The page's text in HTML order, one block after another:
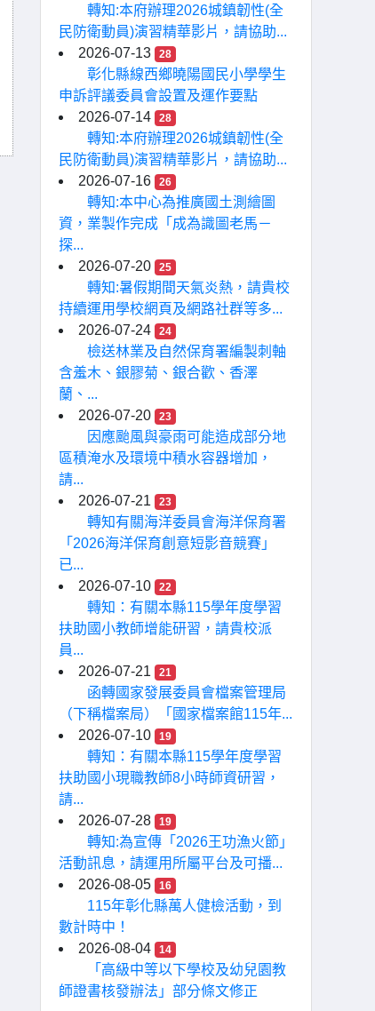
轉知:本府辦理2026城鎮韌性(全
民防衛動員)演習精華影片，請協助...
2026-07-13
28
彰化縣線西鄉曉陽國民小學學生
申訴評議委員會設置及運作要點
2026-07-14
28
轉知:本府辦理2026城鎮韌性(全
民防衛動員)演習精華影片，請協助...
2026-07-16
26
轉知:本中心為推廣國土測繪圖
資，業製作完成「成為識圖老馬－
探...
2026-07-20
25
轉知:暑假期間天氣炎熱，請貴校
持續運用學校網頁及網路社群等多...
2026-07-24
24
檢送林業及自然保育署編製刺軸
含羞木、銀膠菊、銀合歡、香澤
蘭、...
2026-07-20
23
因應颱風與豪雨可能造成部分地
區積淹水及環境中積水容器增加，
請...
2026-07-21
23
轉知有關海洋委員會海洋保育署
「2026海洋保育創意短影音競賽」
已...
2026-07-10
22
轉知：有關本縣115學年度學習
扶助國小教師增能研習，請貴校派
員...
2026-07-21
21
函轉國家發展委員會檔案管理局
（下稱檔案局）「國家檔案館115年...
2026-07-10
19
轉知：有關本縣115學年度學習
扶助國小現職教師8小時師資研習，
請...
2026-07-28
19
轉知:為宣傳「2026王功漁火節」
活動訊息，請運用所屬平台及可播...
2026-08-05
16
115年彰化縣萬人健檢活動，到
數計時中！
2026-08-04
14
「高級中等以下學校及幼兒園教
師證書核發辦法」部分條文修正